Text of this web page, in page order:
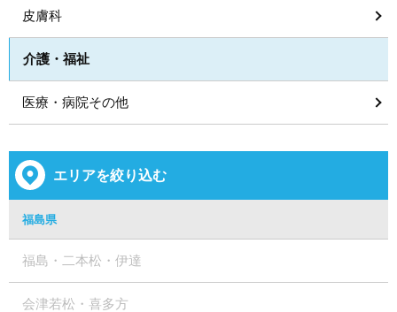
皮膚科
介護・福祉
医療・病院その他
エリアを絞り込む
福島県
福島・二本松・伊達
会津若松・喜多方